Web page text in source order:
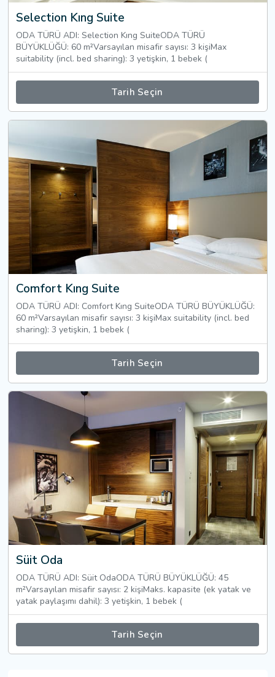
Selection Kıng Suite
ODA TÜRÜ ADI: Selection Kıng SuiteODA TÜRÜ
BÜYÜKLÜĞÜ: 60 m²Varsayılan misafir sayısı: 3 kişiMax
suitability (incl. bed sharing): 3 yetişkin, 1 bebek (
Tarih Seçin
Comfort Kıng Suite
ODA TÜRÜ ADI: Comfort Kıng SuiteODA TÜRÜ BÜYÜKLÜĞÜ:
60 m²Varsayılan misafir sayısı: 3 kişiMax suitability (incl. bed
sharing): 3 yetişkin, 1 bebek (
Tarih Seçin
Süit Oda
ODA TÜRÜ ADI: Süit OdaODA TÜRÜ BÜYÜKLÜĞÜ: 45
m²Varsayılan misafir sayısı: 2 kişiMaks. kapasite (ek yatak ve
yatak paylaşımı dahil): 3 yetişkin, 1 bebek (
Tarih Seçin